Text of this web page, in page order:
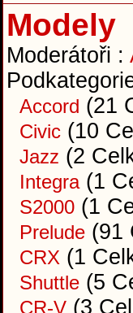
Modely
Moderátoři :
Accord (21
Civic (10
Jazz (2
Integra(1
S2000 (1
Prelude (91
CRX (1
Shuttle (5
CR-V (3